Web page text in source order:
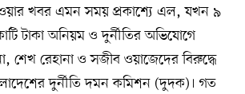
খবর এমন সময় প্রকাশ্যে এল, যখন ৯
টাকা অনিয়ম ও দুর্নীতির অভিযোগে
শেখ রেহানা ও সজীব ওয়াজেদের বিরুদ্ধে
দুর্নীতি দমন কমিশন (দুদক)। গত